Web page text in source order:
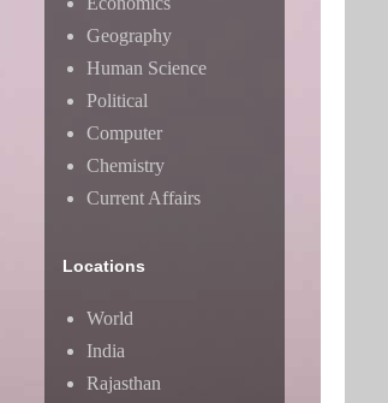
Geography
Human Science
Political
Computer
Chemistry
Current Affairs
Locations
World
India
Rajasthan